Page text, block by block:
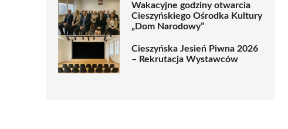
Wakacyjne godziny otwarcia
Cieszyńskiego Ośrodka Kultury
„Dom Narodowy”
Cieszyńska Jesień Piwna 2026
– Rekrutacja Wystawców